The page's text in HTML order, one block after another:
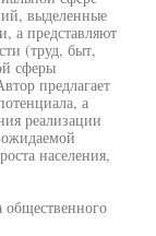
выделенные
а представляют
(труд, быт,
сферы
предлагает
а
реализации
ожидаемой
населения,
общественного